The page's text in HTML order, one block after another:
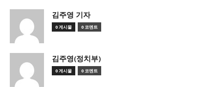
김주영 기자
0 게시물 0 코멘트
김주영(정치부)
0 게시물 0 코멘트